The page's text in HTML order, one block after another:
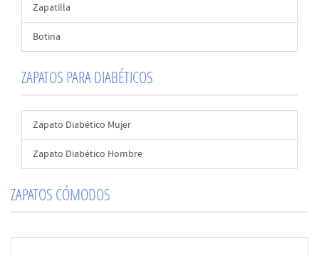
Zapatilla
Botina
ZAPATOS PARA DIABÉTICOS
Zapato Diabético Mujer
Zapato Diabético Hombre
ZAPATOS CÓMODOS